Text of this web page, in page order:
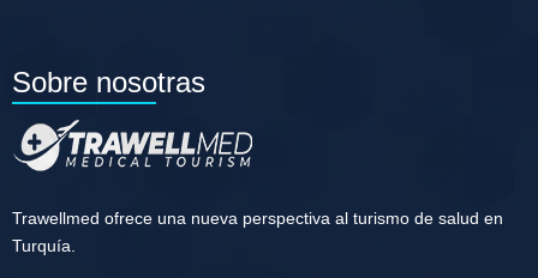
Sobre nosotras
Trawellmed ofrece una nueva perspectiva al turismo de salud en
Turquía.